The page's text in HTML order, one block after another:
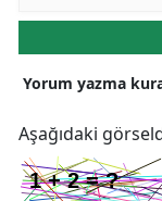
Yorum yazma
Aşağıdaki